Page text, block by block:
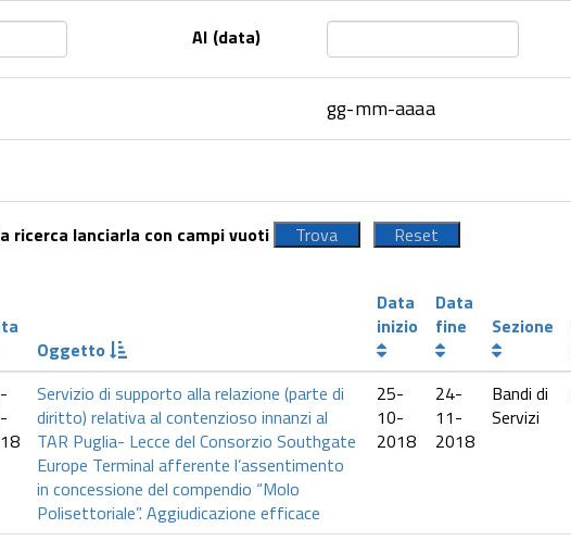
Al (data)
gg-mm-aaaa
ricerca lanciarla con campi vuoti
Oggetto
Data
inizio
Data
fine
Sezione
Servizio di supporto alla relazione (parte di
diritto) relativa al contenzioso innanzi al
TAR Puglia- Lecce del Consorzio Southgate
Europe Terminal afferente l’assentimento
in concessione del compendio “Molo
Polisettoriale”. Aggiudicazione efficace
25-
10-
2018
24-
11-
2018
Bandi di
Servizi